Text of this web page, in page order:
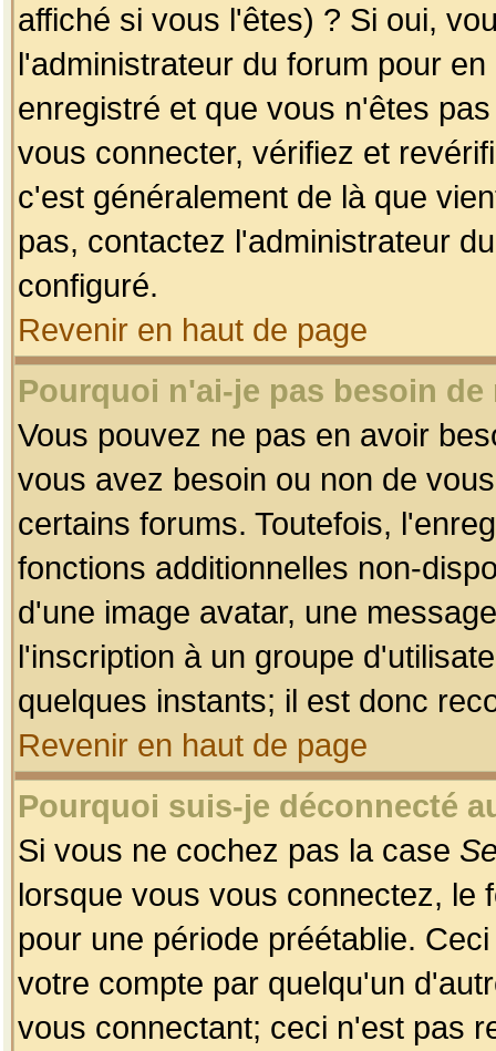
affiché si vous l'êtes) ? Si oui,
l'administrateur du forum pour
enregistré et que vous n'êtes
vous connecter, vérifiez et
c'est généralement de là que
pas, contactez l'administrateur
configuré.
Revenir en haut de page
Pourquoi n'ai-je pas besoin
Vous pouvez ne pas en avoir
vous avez besoin ou non de
certains forums. Toutefois,
fonctions additionnelles non-
d'une image avatar, une
l'inscription à un groupe
quelques instants; il est donc
Revenir en haut de page
Pourquoi suis-je déconnecté
Si vous ne cochez pas la case
lorsque vous vous connectez, le
pour une période préétablie.
votre compte par quelqu'un
vous connectant; ceci n'est pas